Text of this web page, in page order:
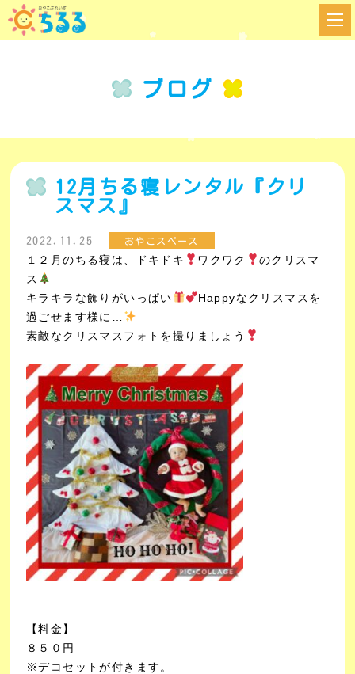
ブログ
12月ちる寝レンタル『クリ
スマス』
2022.11.25 おやこスペース
１２月のちる寝は、 ドキドキ ワクワク のクリスマ
ス
キラキラな飾りがいっぱい Happyなクリスマスを
過ごせます様に…
素敵なクリスマスフォトを撮りましょう
【料金】
８５０円
※デコセットが付きます。